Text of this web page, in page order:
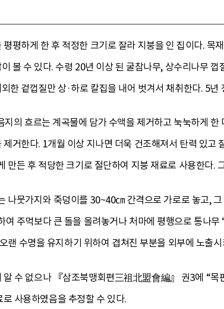
평하게 한 후 적정한 크기로 잘라 지붕을 인 집이다. 목
볼 수 있다. 수령 20년 이상 된 굴참나무, 상수리나무
한 겉껍질만 상·하로 칼집을 내어 벗겨서 채취한다. 5
의 흐르는 계곡물에 담가 수액을 제거하고 눅눅하게
거한다. 1개월 이상 지나면 더욱 건조해져서 탄력 있고
만든 후 적당한 크기로 절단하여 지붕 재료로 사용한다.
나뭇가지와 죽덩이를 30~40㎝ 간격으로 가로로 놓고,
주먹보다 큰 돌을 올려놓거나 처마에 평행으로 통나
랜 수명을 유지하기 위하여 겹쳐진 부분을 외부에 노출
수 없으나 『삼조북맹회편三祖北盟會編』 권3에 “
사용하였음을 추정할 수 있다.